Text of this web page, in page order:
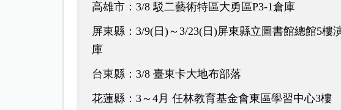
高雄市：3/8 駁二藝術特區大勇區P3-1倉庫
屏東縣：3/9(日)～3/23(日)屏東縣立圖書館總館5樓
庫
台東縣：3/8 臺東卡大地布部落
花蓮縣：3～4月 任林教育基金會東區學習中心3樓